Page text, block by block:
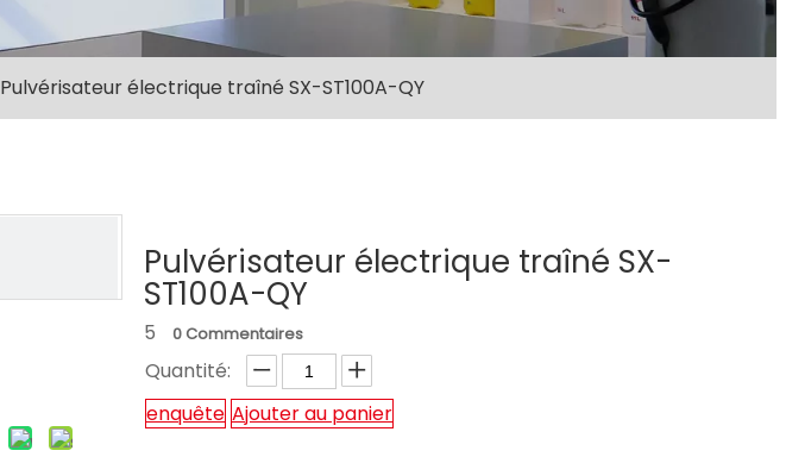
Pulvérisateur électrique traîné SX-ST100A-QY
Pulvérisateur électrique traîné SX-
ST100A-QY
5 0 Commentaires
Quantité:
enquête Ajouter au panier